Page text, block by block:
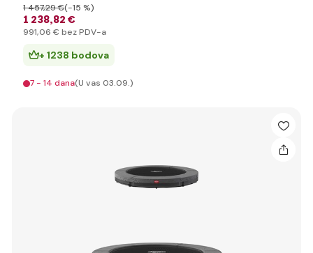
1 238,82 €
1 457,29 €(-15 %)
991,06 € bez PDV-a
+ 1238 bodova
7 - 14 dana(U vas 03.09.)